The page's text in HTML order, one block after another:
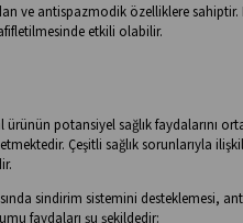
antispazmodik özelliklere sahiptir.
etkili olabilir.
potansiyel sağlık faydalarını
Çeşitli sağlık sorunlarıyla
sindirim sistemini desteklemesi,
faydaları şu şekildedir: